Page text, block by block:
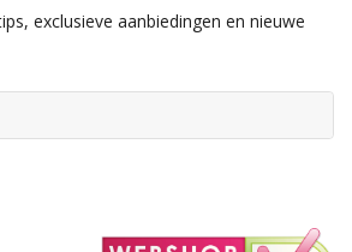
exclusieve aanbiedingen en nieuwe